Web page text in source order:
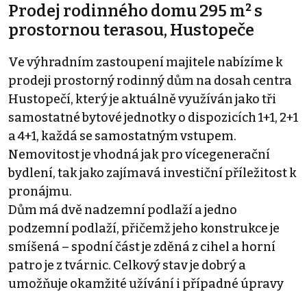
Prodej rodinného domu 295 m² s
prostornou terasou, Hustopeče
Ve výhradním zastoupení majitele nabízíme k
prodeji prostorný rodinný dům na dosah centra
Hustopečí, který je aktuálně využíván jako tři
samostatné bytové jednotky o dispozicích 1+1, 2+1
a 4+1, každá se samostatným vstupem.
Nemovitost je vhodná jak pro vícegenerační
bydlení, tak jako zajímavá investiční příležitost k
pronájmu.
Dům má dvě nadzemní podlaží a jedno
podzemní podlaží, přičemž jeho konstrukce je
smíšená – spodní část je zděná z cihel a horní
patro je z tvárnic. Celkový stav je dobrý a
umožňuje okamžité užívání i případné úpravy